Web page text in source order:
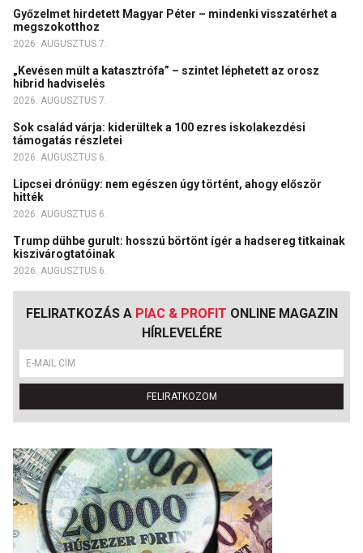
Győzelmet hirdetett Magyar Péter – mindenki visszatérhet a
megszokotthoz
2026. AUGUSZTUS 7.
„Kevésen múlt a katasztrófa” – szintet léphetett az orosz
hibrid hadviselés
2026. AUGUSZTUS 7.
Sok család várja: kiderültek a 100 ezres iskolakezdési
támogatás részletei
2026. AUGUSZTUS 6.
Lipcsei drónügy: nem egészen úgy történt, ahogy először
hitték
2026. AUGUSZTUS 6.
Trump dühbe gurult: hosszú börtönt ígér a hadsereg titkainak
kiszivárogtatóinak
2026. AUGUSZTUS 6.
FELIRATKOZÁS A PIAC & PROFIT ONLINE MAGAZIN
HÍRLEVELÉRE
FELIRATKOZOM